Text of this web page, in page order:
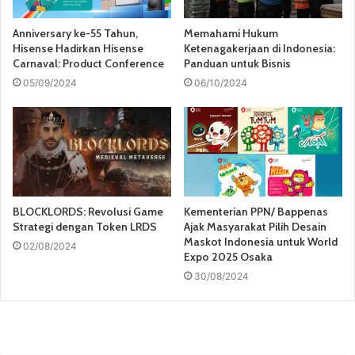
Anniversary ke-55 Tahun,
Hisense Hadirkan Hisense
Carnaval: Product Conference
05/09/2024
Memahami Hukum
Ketenagakerjaan di Indonesia:
Panduan untuk Bisnis
06/10/2024
BLOCKLORDS: Revolusi Game
Strategi dengan Token LRDS
02/08/2024
Kementerian PPN/ Bappenas
Ajak Masyarakat Pilih Desain
Maskot Indonesia untuk World
Expo 2025 Osaka
30/08/2024